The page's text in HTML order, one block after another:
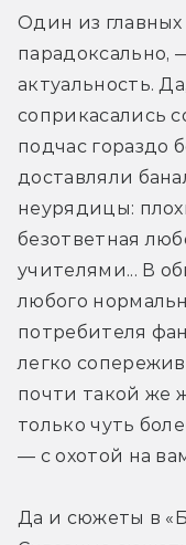
Один из главных
парадоксально,
актуальность.
соприкасались
подчас гораздо
доставляли
неурядицы:
безответная
учителями... В
любого
потребителя
легко
почти такой же
только чуть
— с охотой на
Да и сюжеты в